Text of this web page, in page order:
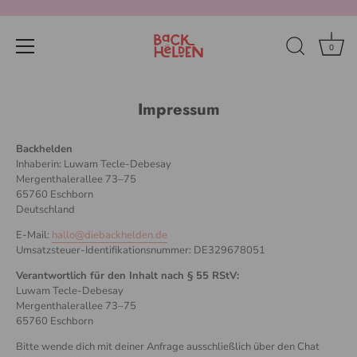
0
Impressum
Backhelden
Inhaberin: Luwam Tecle-Debesay
Mergenthalerallee 73–75
65760 Eschborn
Deutschland
E-Mail: hallo@diebackhelden.de
Umsatzsteuer-Identifikationsnummer: DE329678051
Verantwortlich für den Inhalt nach § 55 RStV:
Luwam Tecle-Debesay
Mergenthalerallee 73–75
65760 Eschborn
Bitte wende dich mit deiner Anfrage ausschließlich über den Chat